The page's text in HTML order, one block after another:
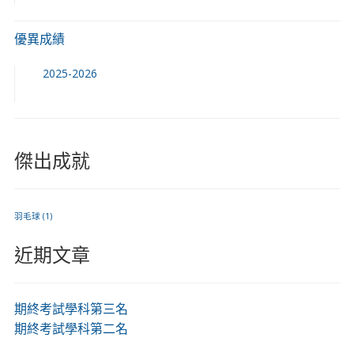
優異成績
2025-2026
傑出成就
羽毛球(1)
近期文章
期終考試學科第三名
期終考試學科第二名